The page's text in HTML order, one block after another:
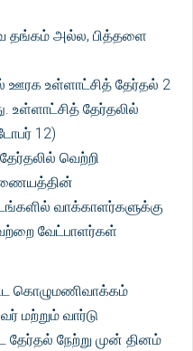
தங்கம் அல்ல, பித்தளை
ஊரக உள்ளாட்சித் தேர்தல் 2
உள்ளாட்சித் தேர்தலில்
12)
வெற்றி
வாக்காளர்களுக்கு
வேட்பாளர்கள்
கொழுமணிவாக்கம்
மற்றும் வார்டு
தேர்தல் நேற்று முன் தினம்